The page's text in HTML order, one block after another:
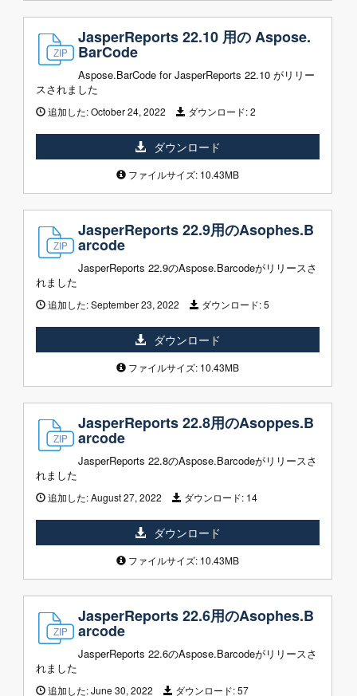
JasperReports 22.10 用の Aspose.
BarCode
Aspose.BarCode for JasperReports 22.10 がリリー
スされました
追加した:October 24, 2022 ダウンロード:2
ダウンロード
ファイルサイズ: 10.43MB
JasperReports 22.9用のAsophes.B
arcode
JasperReports 22.9のAspose.Barcodeがリリースさ
れました
追加した:September 23, 2022 ダウンロード:5
ダウンロード
ファイルサイズ: 10.43MB
JasperReports 22.8用のAsoppes.B
arcode
JasperReports 22.8のAspose.Barcodeがリリースさ
れました
追加した:August 27, 2022 ダウンロード: 14
ダウンロード
ファイルサイズ: 10.43MB
JasperReports 22.6用のAsophes.B
arcode
JasperReports 22.6のAspose.Barcodeがリリースさ
れました
追加した:June 30, 2022 ダウンロード:57